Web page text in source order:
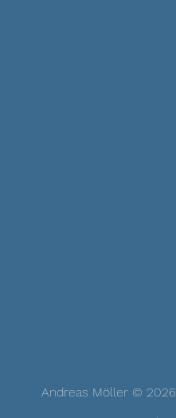
Andreas Möller © 2026